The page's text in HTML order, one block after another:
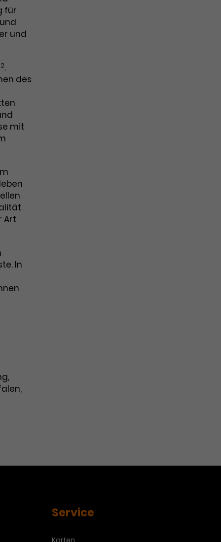
für
und
2.
des
mit
Art
In
Service
Karten